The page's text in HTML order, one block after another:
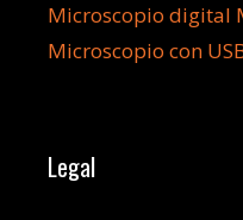
Microscopio digital
Microscopio con
Legal